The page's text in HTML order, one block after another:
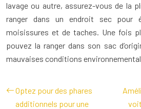
lavage ou autre, assurez-vous de la
ranger dans un endroit sec pour
moisissures et de taches. Une fois
pouvez la ranger dans son sac
mauvaises conditions
Optez pour des phares
additionnels pour une